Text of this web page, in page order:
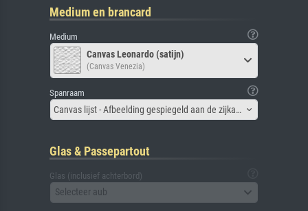
Medium en brancard
Medium
Canvas Leonardo (satijn)
(Canvas Venezia)
Spanraam
Canvas lijst - Afbeelding gespiegeld aan de zijkant
Glas & Passepartout
Glas (inclusief achterbord)
Selecteer aub